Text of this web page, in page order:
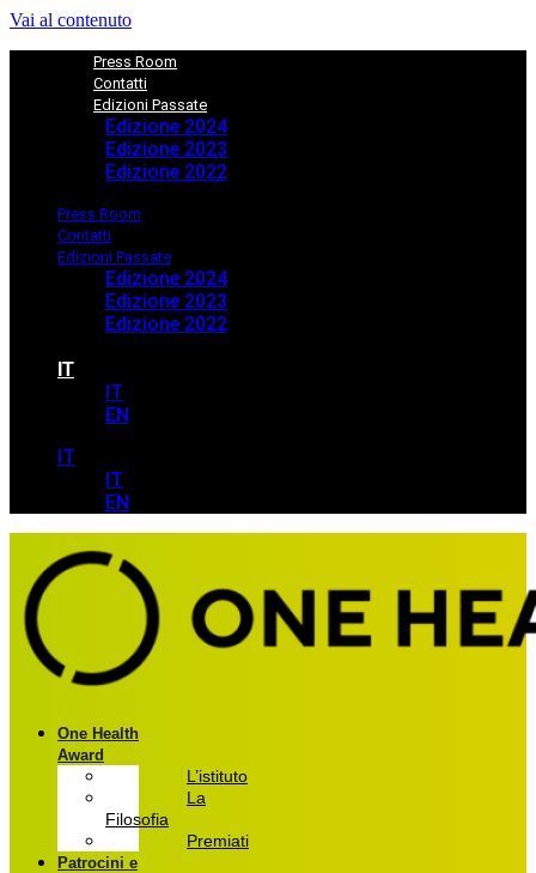
Vai al contenuto
Press Room
Contatti
Edizioni Passate
Edizione 2024
Edizione 2023
Edizione 2022
Press Room
Contatti
Edizioni Passate
Edizione 2024
Edizione 2023
Edizione 2022
IT
IT
EN
IT
IT
EN
One Health
Award
L’istituto
La
Filosofia
Premiati
Patrocini e